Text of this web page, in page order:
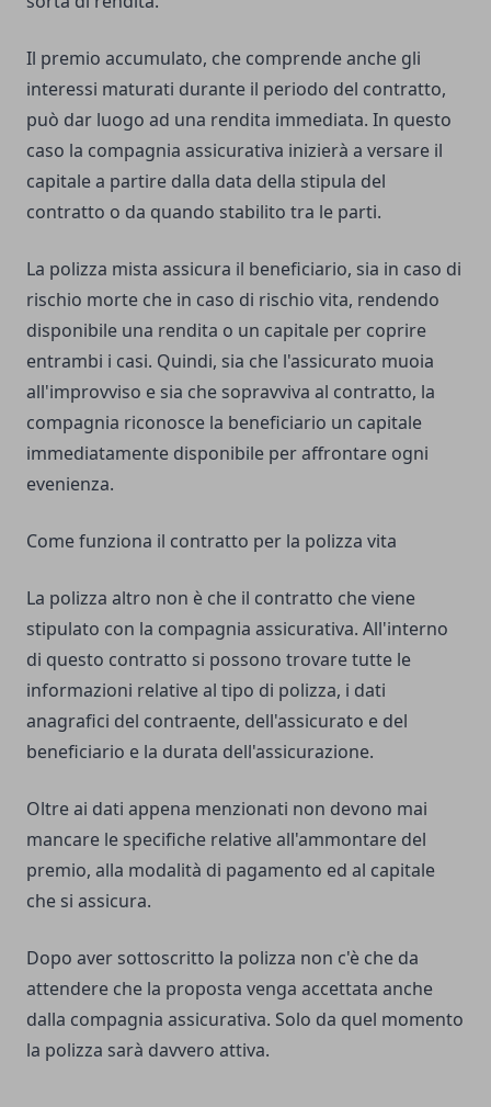
Il premio accumulato, che comprende anche gli
interessi maturati durante il periodo del contratto,
può dar luogo ad una rendita immediata. In questo
caso la compagnia assicurativa inizierà a versare il
capitale a partire dalla data della stipula del
contratto o da quando stabilito tra le parti.
La polizza mista assicura il beneficiario, sia in caso di
rischio morte che in caso di rischio vita, rendendo
disponibile una rendita o un capitale per coprire
entrambi i casi. Quindi, sia che l'assicurato muoia
all'improvviso e sia che sopravviva al contratto, la
compagnia riconosce la beneficiario un capitale
immediatamente disponibile per affrontare ogni
evenienza.
Come funziona il contratto per la polizza vita
La polizza altro non è che il contratto che viene
stipulato con la compagnia assicurativa. All'interno
di questo contratto si possono trovare tutte le
informazioni relative al tipo di polizza, i dati
anagrafici del contraente, dell'assicurato e del
beneficiario e la durata dell'assicurazione.
Oltre ai dati appena menzionati non devono mai
mancare le specifiche relative all'ammontare del
premio, alla modalità di pagamento ed al capitale
che si assicura.
Dopo aver sottoscritto la polizza non c'è che da
attendere che la proposta venga accettata anche
dalla compagnia assicurativa. Solo da quel momento
la polizza sarà davvero attiva.